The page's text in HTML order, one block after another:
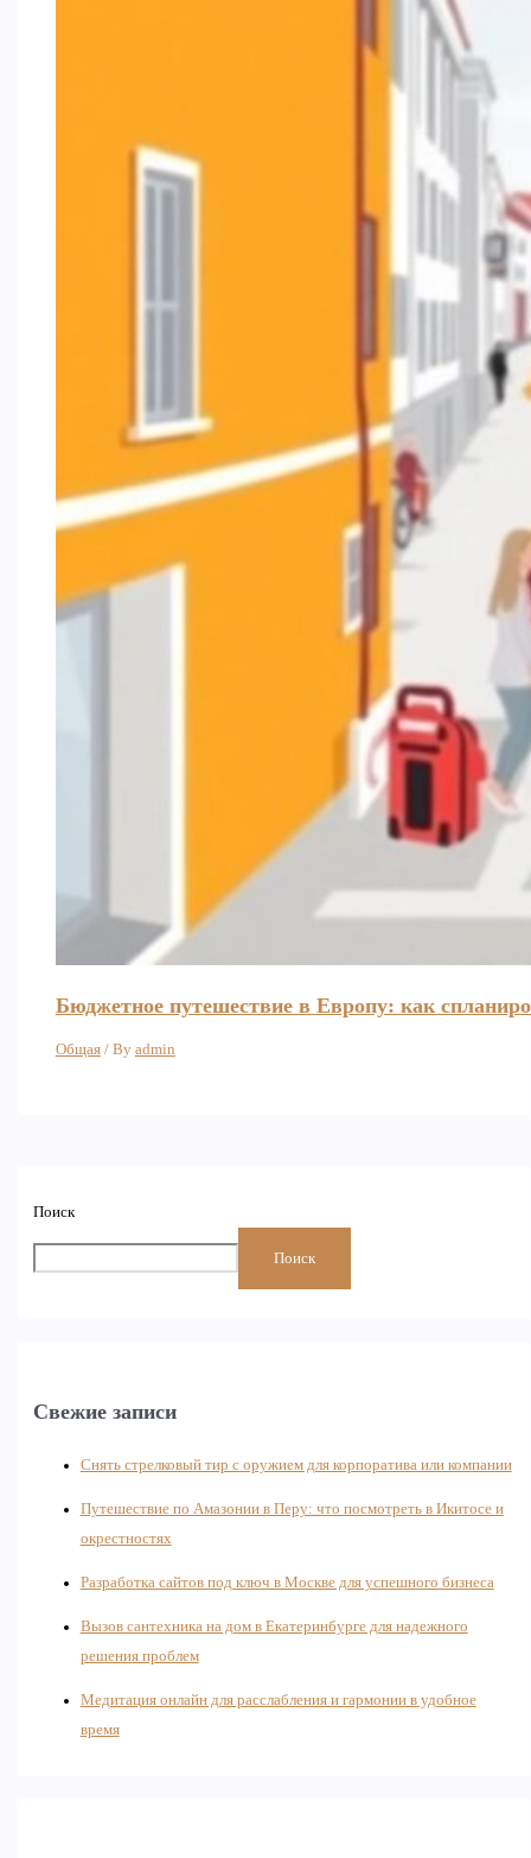
Поиск
Поиск
Свежие записи
Снять стрелковый тир с оружием для корпоратива или компании
Путешествие по Амазонии в Перу: что посмотреть в Икитосе и
окрестностях
Разработка сайтов под ключ в Москве для успешного бизнеса
Вызов сантехника на дом в Екатеринбурге для надежного
решения проблем
Медитация онлайн для расслабления и гармонии в удобное
время
Бюджетное путешествие в Европу: как
Общая/ By admin